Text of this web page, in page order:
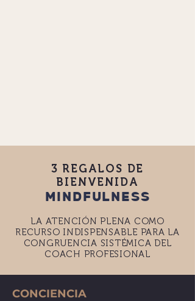
3 REGALOS DE
BIENVENIDA
MINDFULNESS
LA ATENCIÓN PLENA COMO
RECURSO INDISPENSABLE PARA LA
CONGRUENCIA SISTÉMICA DEL
COACH PROFESIONAL
CONCIENCIA